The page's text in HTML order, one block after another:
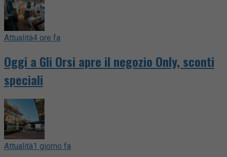
Attualità4 ore fa
Oggi a Gli Orsi apre il negozio Only, sconti
speciali
Attualità1 giorno fa